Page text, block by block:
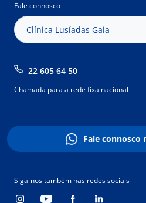
Fale connosco
Clínica Lusíadas Gaia
22 605 64 50
Chamada para a rede fixa nacional
Fale connosco
Siga-nos também nas redes sociais